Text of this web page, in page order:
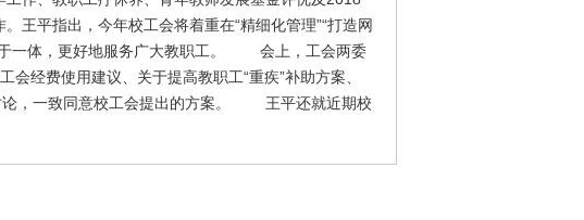
王平指出，今年校工会将着重在“精细化管理”“打造网
于一体，更好地服务广大教职工。 会上，工会两委
经费使用建议、关于提高教职工“重疾”补助方案、
论，一致同意校工会提出的方案。 王平还就近期校